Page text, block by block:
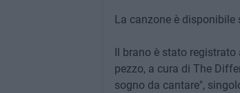
La canzone è
Il brano è stato
pezzo, a cura di The
sogno da cantare",